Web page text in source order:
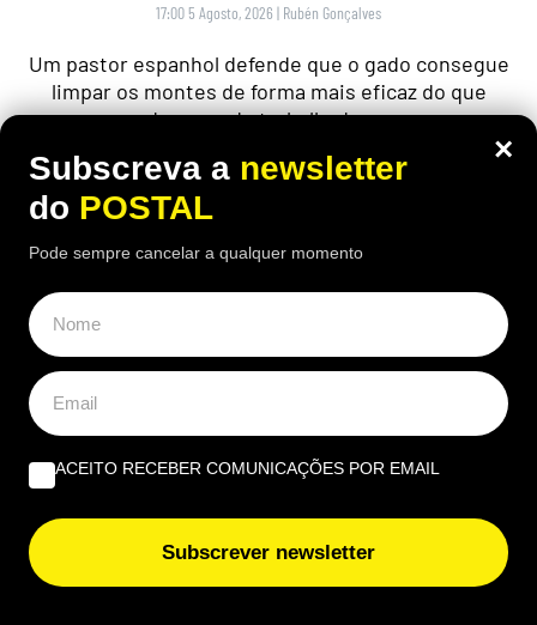
17:00 5 Agosto, 2026 | Rubén Gonçalves
Um pastor espanhol defende que o gado consegue
limpar os montes de forma mais eficaz do que
dezenas de trabalhadores
AUTO,NACIONAL
×
Subscreva a newsletter
do POSTAL
Pode sempre cancelar a qualquer momento
ACEITO RECEBER COMUNICAÇÕES POR EMAIL
Subscrever newsletter